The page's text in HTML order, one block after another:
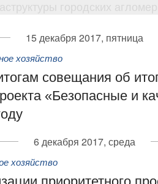
15 декабря 2017, пятница
хозяйство
совещания об
«Безопасные и
6 декабря 2017, среда
хозяйство